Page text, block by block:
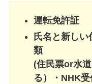
運転免許証
氏名と新し
類
(住民票or水
る）・NHK